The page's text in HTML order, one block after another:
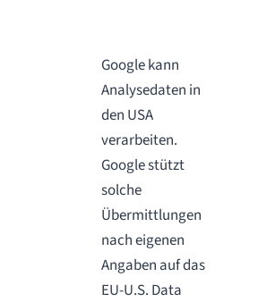
Google kann
Analysedaten in
den USA
verarbeiten.
Google stützt
solche
Übermittlungen
nach eigenen
Angaben auf das
EU-U.S. Data